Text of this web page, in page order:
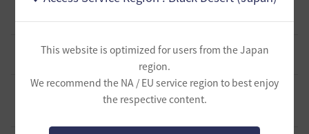
This website is optimized for users from the Japan
region.
We recommend the NA / EU service region to best enjoy
the respective content.
0 58 浅井ジークフリード配信者 3 時間前
[自由掲示板] 【二次創作】エルニールの視線
浅井ジークフリード配信者
[ギルド募集]飽きない日常をあなたへ…IXAYA ギルメン募